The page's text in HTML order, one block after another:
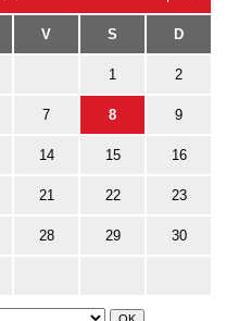
V S D
1 2
7 8 9
14 15 16
21 22 23
28 29 30